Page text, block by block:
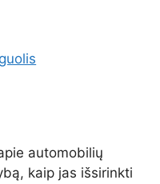
automobilių
kaip jas išsirinkti